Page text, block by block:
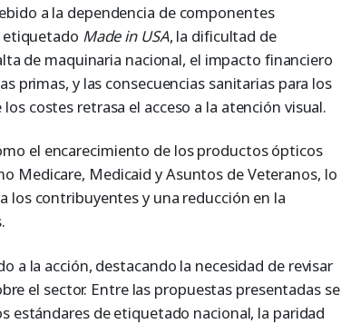
a la dependencia de componentes
etiquetado Made in USA, la dificultad de
de maquinaria nacional, el impacto financiero
primas, y las consecuencias sanitarias para los
costes retrasa el acceso a la atención visual.
el encarecimiento de los productos ópticos
Medicare, Medicaid y Asuntos de Veteranos, lo
los contribuyentes y una reducción en la
a la acción, destacando la necesidad de revisar
el sector. Entre las propuestas presentadas se
estándares de etiquetado nacional, la paridad